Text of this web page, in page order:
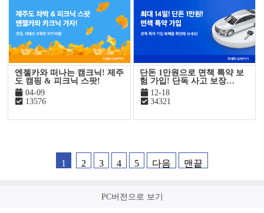
엔젤카와 떠나는 캠크닉! 제주
도 캠핑 & 피크닉 스팟!
04-09
13576
단돈 1만원으로 면책 특약 보
험 가입! 단독 사고 보장…
12-18
34321
1 2 3 4 5 다음 맨끝
PC버전으로 보기